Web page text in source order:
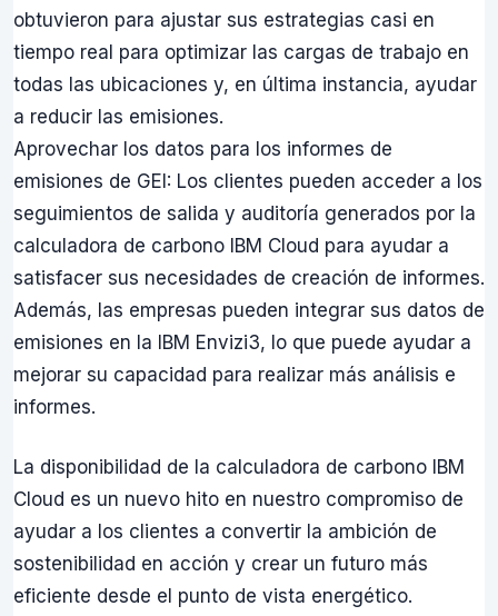
obtuvieron para ajustar sus estrategias casi en
tiempo real para optimizar las cargas de trabajo en
todas las ubicaciones y, en última instancia, ayudar
a reducir las emisiones.
Aprovechar los datos para los informes de
emisiones de GEI: Los clientes pueden acceder a los
seguimientos de salida y auditoría generados por la
calculadora de carbono IBM Cloud para ayudar a
satisfacer sus necesidades de creación de informes.
Además, las empresas pueden integrar sus datos de
emisiones en la IBM Envizi3, lo que puede ayudar a
mejorar su capacidad para realizar más análisis e
informes.
La disponibilidad de la calculadora de carbono IBM
Cloud es un nuevo hito en nuestro compromiso de
ayudar a los clientes a convertir la ambición de
sostenibilidad en acción y crear un futuro más
eficiente desde el punto de vista energético.